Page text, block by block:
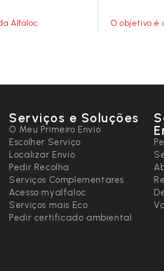
Alfaloc
Serviços e Soluções
O Meu Primeiro Envio
Escolher Serviço
Localizar Envio
Pedir Recolha
Serviços Complementares
Acesso myalfaloc
Serviços mais Eco
Pedir certificado ambiental